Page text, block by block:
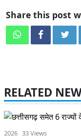
Share this post
RELATED
2026 33 Views